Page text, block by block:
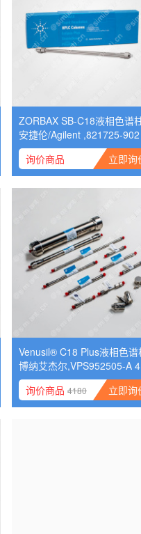
ZORBAX SB-C18液相色谱
安捷伦/Agilent ,821725-
1x5x1.8
询价商品 立即询
Venusil® C18 Plus液相色谱
博纳艾杰尔,VPS952505-A
250×5
询价商品 4180 立即询